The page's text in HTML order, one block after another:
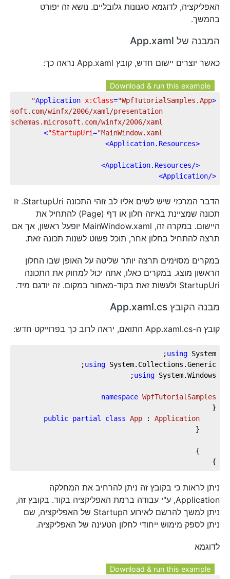
האפליקציה, לדוגמא סגנונות גלובליים. נושא זה יפורט
בהמשך.
המבנה של App.xaml
כאשר יוצרים יישום חדש, קובץ App.xaml נראה כך:
Download & run this example
<
Application x:Class="WpfTutorialSamples.App"
winfx/2006/xaml/presentation"
schemas.microsoft.com/winfx/2006/xaml"
StartupUri="MainWindow.xaml"
>
<
Application.Resources
>
</
Application.Resources
>
</
Application
>
הדבר המרכזי שיש לשים אליו לב זוהי התכונה StartupUri. זו
תכונה שמציינת באיזה חלון או דף (Page) להתחיל את
היישום. במקרה זה, MainWindow.xaml יופעל ראשון, אך אם
תרצה להתחיל בחלון אחר, תוכל פשוט לשנות תכונה זאת.
במקרים מסוימים תרצה יותר שליטה על האופן שבו החלון
הראשון מוצג. במקרים כאלו, אתה יכול למחוק את התכונה
StartupUri ולעשות זאת בקוד-מאחור במקום. זה יודגם מיד.
מבנה הקובץ App.xaml.cs
קובץ ה-App.xaml.cs התואם, יראה לרוב כך בפרוייקט חדש:
using System;
using System.Collections.Generic;
using
namespace WpfTutorialSamples
public partial class App : Application
}
ניתן לראות כי בקובץ זה ניתן להרחיב את המחלקה
Application, ע"י עבודה ברמת האפליקציה בקוד. בקובץ זה,
ניתן למשך להרשם לאירוע הStartup של האפליקציה, שם
ניתן לספק מימוש ייחודי לחלון הטעינה של האפליקציה.
לדוגמא
Download & run this example